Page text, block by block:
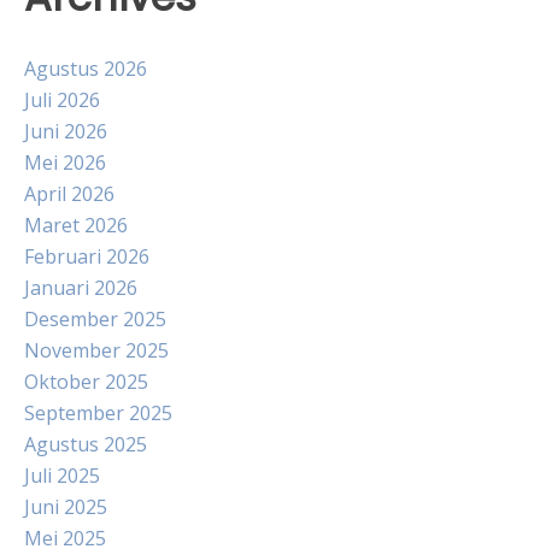
Agustus 2026
Juli 2026
Juni 2026
Mei 2026
April 2026
Maret 2026
Februari 2026
Januari 2026
Desember 2025
November 2025
Oktober 2025
September 2025
Agustus 2025
Juli 2025
Juni 2025
Mei 2025